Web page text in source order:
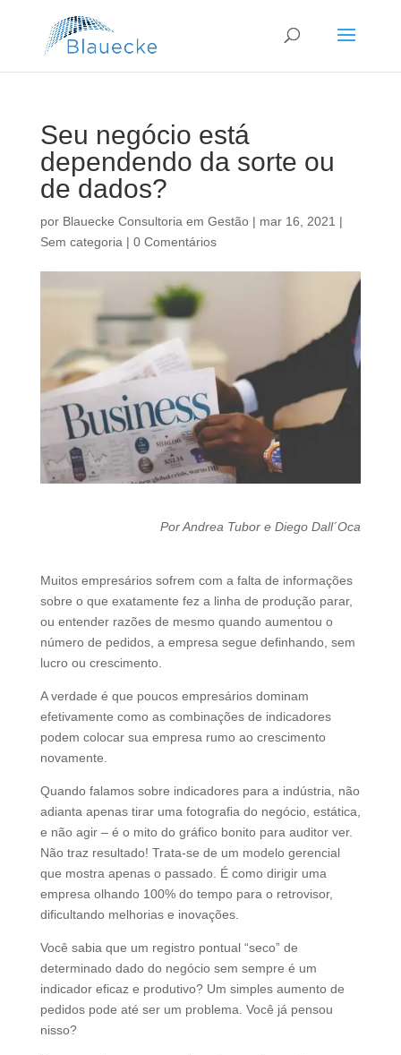
Seu negócio está
dependendo da sorte ou
de dados?
por Blauecke Consultoria em Gestão| mar 16, 2021 |
Sem categoria | 0 Comentários
Por Andrea Tubor e Diego Dall´Oca
Muitos empresários sofrem com a falta de informações
sobre o que exatamente fez a linha de produção parar,
ou entender razões de mesmo quando aumentou o
número de pedidos, a empresa segue definhando, sem
lucro ou crescimento.
A verdade é que poucos empresários dominam
efetivamente como as combinações de indicadores
podem colocar sua empresa rumo ao crescimento
novamente.
Quando falamos sobre indicadores para a indústria, não
adianta apenas tirar uma fotografia do negócio, estática,
e não agir – é o mito do gráfico bonito para auditor ver.
Não traz resultado! Trata-se de um modelo gerencial
que mostra apenas o passado. É como dirigir uma
empresa olhando 100% do tempo para o retrovisor,
dificultando melhorias e inovações.
Você sabia que um registro pontual “seco” de
determinado dado do negócio sem sempre é um
indicador eficaz e produtivo? Um simples aumento de
pedidos pode até ser um problema. Você já pensou
nisso?